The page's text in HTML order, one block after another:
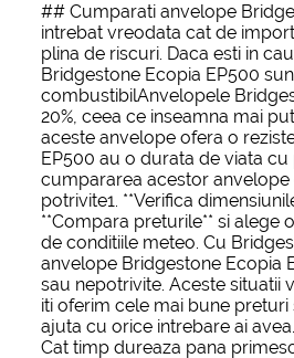
## Cumparati anvelope
intrebat vreodata cat de
plina de riscuri. Daca esti in
Bridgestone Ecopia EP500
combustibilAnvelopele
20%, ceea ce inseamna mai
aceste anvelope ofera o
EP500 au o durata de viata
cumpararea acestor anvelope
potrivite1. **Verifica
**Compara preturile** si
de conditiile meteo. Cu
anvelope Bridgestone Ecopia
sau nepotrivite. Aceste situatii
iti oferim cele mai bune preturi
ajuta cu orice intrebare ai
Cat timp dureaza pana